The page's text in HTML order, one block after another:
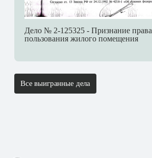
Дело № 2-125325 - Признание права
пользования жилого помещения
Все выигранные дела